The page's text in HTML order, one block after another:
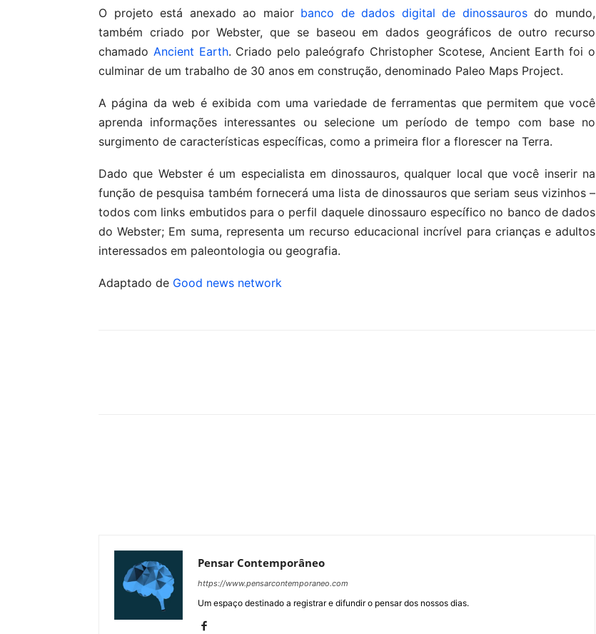
O projeto está anexado ao maior banco de dados digital de dinossaurosdo mundo,
também criado por Webster, que se baseou em dados geográficos de outro recurso
chamado Ancient Earth. Criado pelo paleógrafo Christopher Scotese, Ancient Earth foi o
culminar de um trabalho de 30 anos em construção, denominado Paleo Maps Project.
A página da web é exibida com uma variedade de ferramentas que permitem que você
aprenda informações interessantes ou selecione um período de tempo com base no
surgimento de características específicas, como a primeira flor a florescer na Terra.
Dado que Webster é um especialista em dinossauros, qualquer local que você inserir na
função de pesquisa também fornecerá uma lista de dinossauros que seriam seus vizinhos –
todos com links embutidos para o perfil daquele dinossauro específico no banco de dados
do Webster; Em suma, representa um recurso educacional incrível para crianças e adultos
interessados em paleontologia ou geografia.
Adaptado de Good news network
Pensar Contemporâneo
https://www.pensarcontemporaneo.com
Um espaço destinado a registrar e difundir o pensar dos nossos dias.